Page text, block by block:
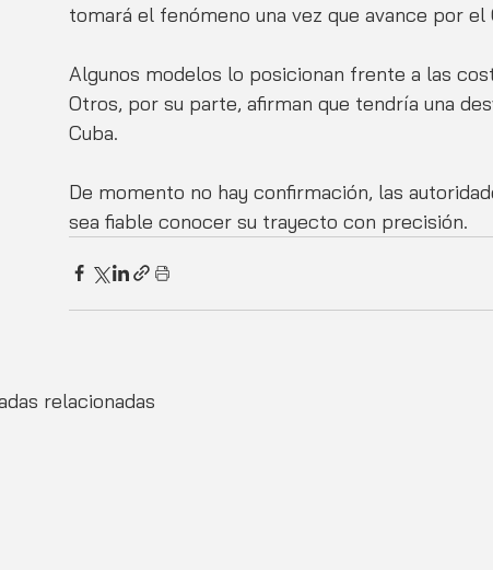
tomará el fenómeno una vez que avance por el
Algunos modelos lo posicionan frente a las
Otros, por su parte, afirman que tendría una
Cuba.
De momento no hay confirmación, las
sea fiable conocer su trayecto con precisión.
relacionadas